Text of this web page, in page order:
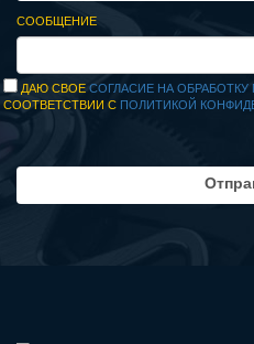
СООБЩЕНИЕ
ДАЮ СВОЕСОГЛАСИЕ НА
СООТВЕТСТВИИ С ПОЛИТИКОЙ